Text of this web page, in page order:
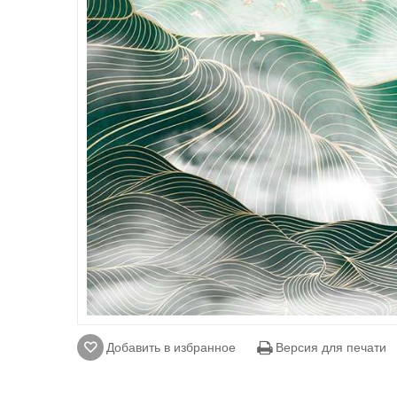
Добавить в избранное Версия для печати